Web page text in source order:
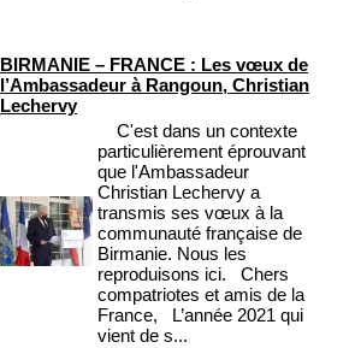
BIRMANIE – FRANCE : Les vœux de
l’Ambassadeur à Rangoun, Christian
Lechervy
C'est dans un contexte
particulièrement éprouvant
que l'Ambassadeur
Christian Lechervy a
transmis ses vœux à la
communauté française de
Birmanie. Nous les
reproduisons ici. Chers
compatriotes et amis de la
France, L’année 2021 qui
vient de s...